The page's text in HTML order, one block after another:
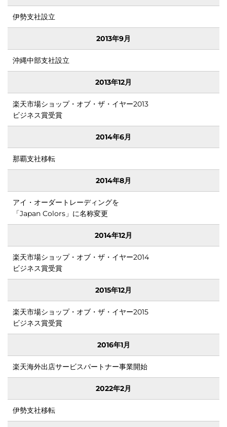
を日本
輝か
せ
伊勢支社設立
2013年9月
沖縄中部支社設立
2013年12月
楽天市場ショップ・オブ・ザ・イヤー2013
ビジネス賞受賞
2014年6月
那覇支社移転
2014年8月
アイ・オーダートレーディングを
「Japan Colors」に名称変更
2014年12月
楽天市場ショップ・オブ・ザ・イヤー2014
ビジネス賞受賞
2015年12月
楽天市場ショップ・オブ・ザ・イヤー2015
ビジネス賞受賞
2016年1月
楽天海外出店サービスパートナー事業開始
2022年2月
伊勢支社移転